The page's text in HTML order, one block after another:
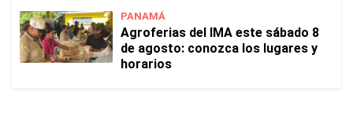
PANAMÁ
Agroferias del IMA este sábado 8
de agosto: conozca los lugares y
horarios